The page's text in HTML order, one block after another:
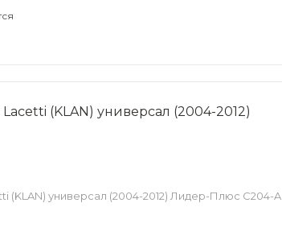
(KLAN) универсал (2004-2012)
(KLAN) универсал (2004-2012) Лидер-Плюс C204-A